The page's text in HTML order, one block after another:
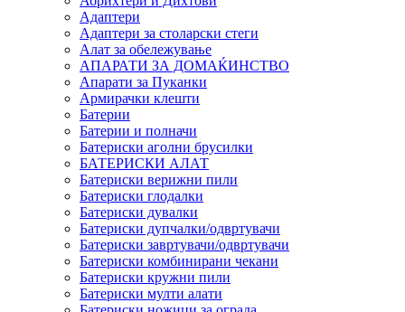
Адаптери
Адаптери за столарски стеги
Алат за обележување
АПАРАТИ ЗА ДОМАЌИНСТВО
Апарати за Пуканки
Армирачки клешти
Батерии
Батерии и полначи
Батериски аголни брусилки
БАТЕРИСКИ АЛАТ
Батериски верижни пили
Батериски глодалки
Батериски дувалки
Батериски дупчалки/одвртувачи
Батериски завртувачи/одвртувачи
Батериски комбинирани чекани
Батериски кружни пили
Батериски мулти алати